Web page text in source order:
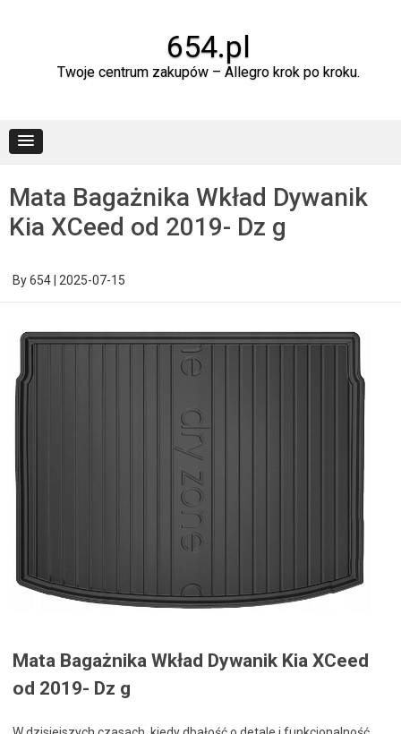
654.pl
Twoje centrum zakupów – Allegro krok po kroku.
Mata Bagażnika Wkład Dywanik
Kia XCeed od 2019- Dz g
By654 2025-07-15
Mata Bagażnika Wkład Dywanik Kia XCeed
od 2019- Dz g